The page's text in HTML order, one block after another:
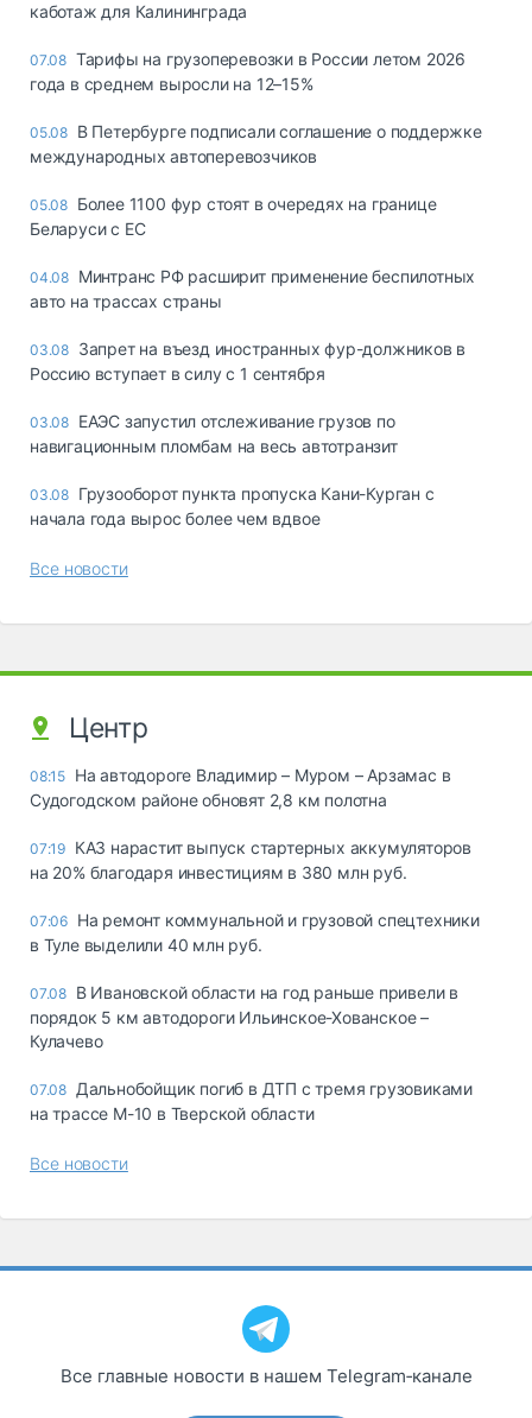
каботаж для Калининграда
07.08 Тарифы на грузоперевозки в России летом 2026
года в среднем выросли на 12–15%
05.08 В Петербурге подписали соглашение о поддержке
международных автоперевозчиков
05.08 Более 1100 фур стоят в очередях на границе
Беларуси с ЕС
04.08 Минтранс РФ расширит применение беспилотных
авто на трассах страны
03.08 Запрет на въезд иностранных фур-должников в
Россию вступает в силу с 1 сентября
03.08 ЕАЭС запустил отслеживание грузов по
навигационным пломбам на весь автотранзит
03.08 Грузооборот пункта пропуска Кани-Курган с
начала года вырос более чем вдвое
Все новости
Центр
08:15 На автодороге Владимир – Муром – Арзамас в
Судогодском районе обновят 2,8 км полотна
07:19 КАЗ нарастит выпуск стартерных аккумуляторов
на 20% благодаря инвестициям в 380 млн руб.
07:06 На ремонт коммунальной и грузовой спецтехники
в Туле выделили 40 млн руб.
07.08 В Ивановской области на год раньше привели в
порядок 5 км автодороги Ильинское-Хованское –
Кулачево
07.08 Дальнобойщик погиб в ДТП с тремя грузовиками
на трассе М-10 в Тверской области
Все новости
Все главные новости в нашем Telegram‑канале